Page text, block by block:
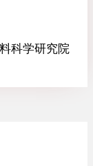
科学研究院